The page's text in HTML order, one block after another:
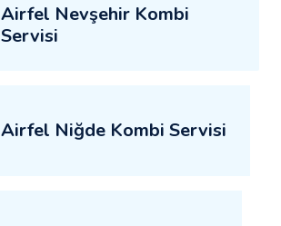
Airfel Nevşehir Kombi
Servisi
Airfel Niğde Kombi Servisi